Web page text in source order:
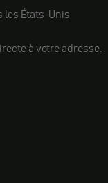
les États-Unis
à votre adresse.